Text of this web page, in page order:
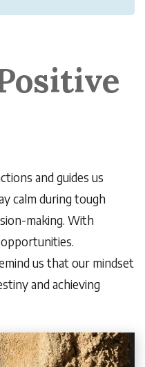
and guides us
calm during tough
making. With
us that our mindset
and achieving